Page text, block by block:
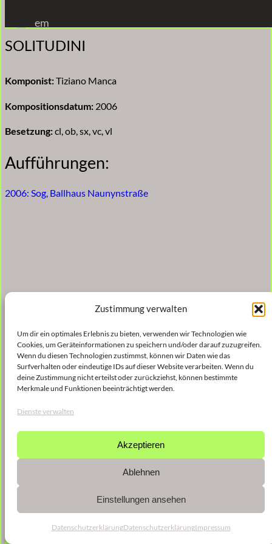
Zustimmung verwalten
Um dir ein optimales Erlebnis zu bieten, verwenden wir Technologien wie
Cookies, um Geräteinformationen zu speichern und/oder darauf zuzugreifen.
Wenn du diesen Technologien zustimmst, können wir Daten wie das
Surfverhalten oder eindeutige IDs auf dieser Website verarbeiten. Wenn du
deine Zustimmung nicht erteilst oder zurückziehst, können bestimmte
Merkmale und Funktionen beeinträchtigt werden.
Dienste verwalten
Akzeptieren
Ablehnen
Einstellungen ansehen
DatenschutzerklärungDatenschutzerklärungImpressum
Inhalt
springen
em
SOLITUDINI
Komponist:Tiziano Manca
Kompositionsdatum: 2006
Besetzung:cl, ob, sx, vc, vl
Aufführungen:
2006: Sog, Ballhaus Naunynstraße